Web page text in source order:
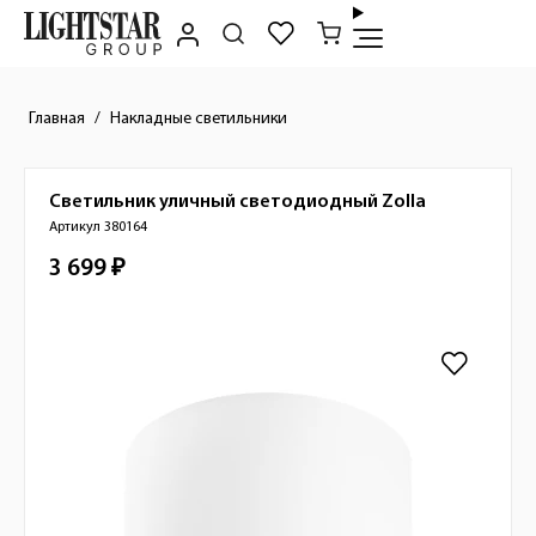
Главная Накладные светильники
Краткое описание товара
Светильник уличный светодиодный Zolla
Артикул 380164
Стоимость товара
3 699 ₽